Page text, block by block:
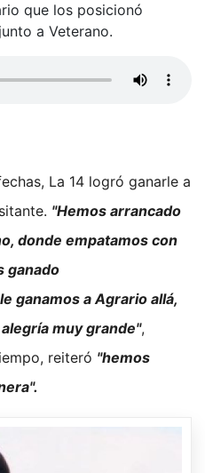
que los posicionó
a Veterano.
La 14 logró ganarle a
"Hemos arrancado
donde empatamos con
ganado
ganamos a Agrario allá,
muy grande",
reiteró "hemos